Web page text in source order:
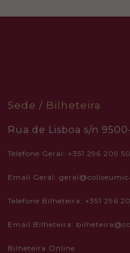
Sede / Bilheteira
Rua de Lisboa s/n
Telefone Geral: +351 296 209
Email Geral:
Telefone Bilheteira: +351 296
Email Bilheteira:
Bilheteira Online